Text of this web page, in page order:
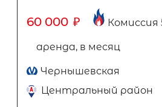
60 000 ₽ Комиссия
аренда, в месяц
Чернышевская
Центральный район